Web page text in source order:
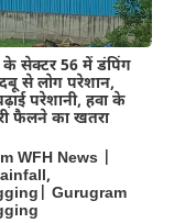
के सेक्टर 56 में डंपिंग
से लोग परेशान,
परेशानी, हवा के
फैलने का खतरा
WFH News |
Gurugram